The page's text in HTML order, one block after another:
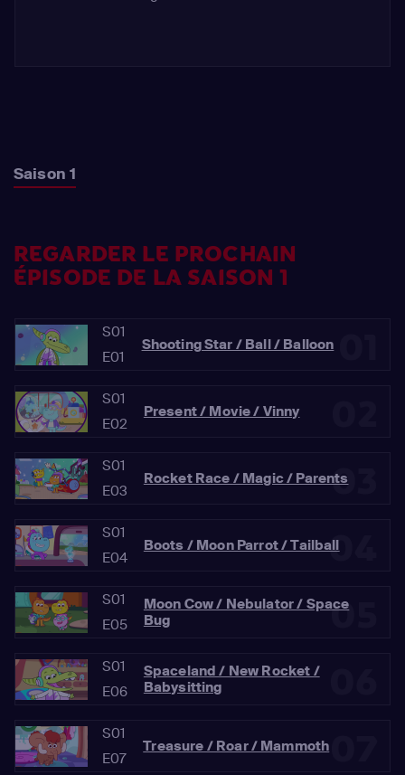
Saison 1
REGARDER LE PROCHAIN
ÉPISODE DE LA SAISON 1
S01
E01
Shooting Star / Ball / Balloon
S01
E02
Present / Movie / Vinny
03
S01
E03
Rocket Race / Magic / Parents
04
S01
E04
Boots / Moon Parrot / Tailball
05
S01
E05
Moon Cow / Nebulator / Space
Bug
S01
E06
Spaceland / New Rocket /
Babysitting
07
S01
E07
Treasure / Roar / Mammoth